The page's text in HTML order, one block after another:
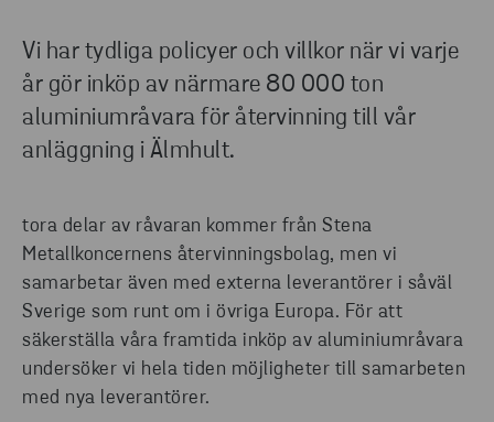
Vi har tydliga policyer och villkor när vi varje
år gör inköp av närmare 80 000 ton
aluminiumråvara för återvinning till vår
anläggning i Älmhult.
tora delar av råvaran kommer från Stena
Metallkoncernens återvinningsbolag, men vi
samarbetar även med externa leverantörer i såväl
Sverige som runt om i övriga Europa. För att
säkerställa våra framtida inköp av aluminiumråvara
undersöker vi hela tiden möjligheter till samarbeten
med nya leverantörer.